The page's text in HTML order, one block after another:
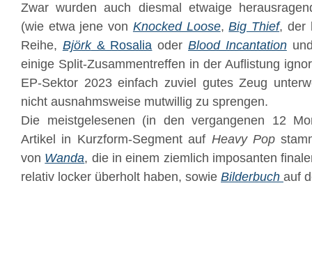
Zwar wurden auch diesmal etwaige
(wie etwa jene von Knocked Loose,Big Thief, der
Reihe, Björk& Rosalia oderBlood Incantation
einige Split-Zusammentreffen in der Auflistung
EP-Sektor 2023 einfach zuviel gutes Zeug
nicht ausnahmsweise mutwillig zu sprengen.
Die meistgelesenen (in den vergangenen 12
Artikel in Kurzform-Segment auf Heavy Pop
von Wanda, die in einem ziemlich imposanten
relativ locker überholt haben, sowie Bilderbuch auf